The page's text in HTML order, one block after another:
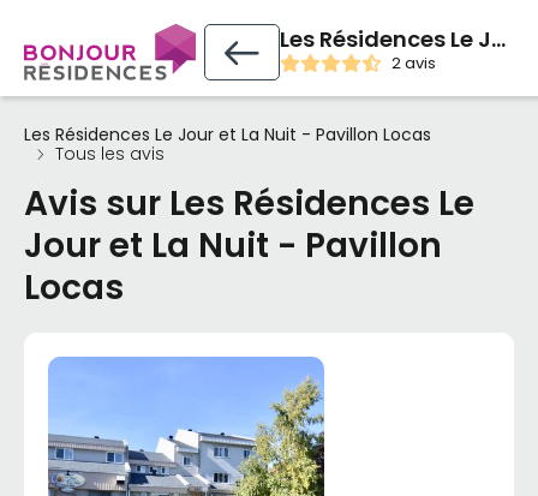
Les Résidences Le Jour et La Nuit - Pavillon Locas
2 avis
Les Résidences Le Jour et La Nuit - Pavillon Locas
Tous les avis
Avis sur Les Résidences Le
Jour et La Nuit - Pavillon
Locas